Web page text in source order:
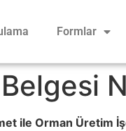
Formlar
ile Orman Üretim